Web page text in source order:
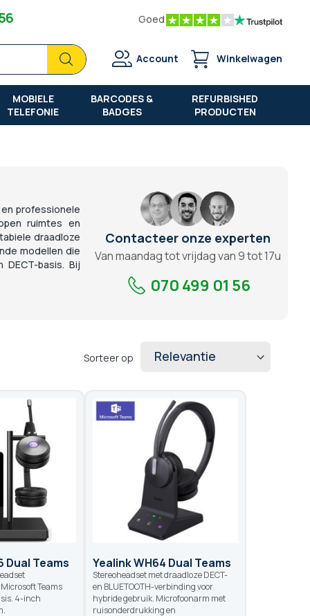
Goed
Zoek
Zoek
Account Winkelwagen
MOBIELE
TELEFONIE
BARCODES &
BADGES
REFURBISHED
PRODUCTEN
professionele
ruimtes en
draadloze
modellen die
basis. Bij
Contacteer onze experten
Van maandag tot vrijdag van 9 tot 17u
070 499 01 56
Sorteer op
Dual Teams
Teams
4-inch
Yealink WH64 Dual Teams
Stereoheadset met draadloze DECT-
en BLUETOOTH-verbinding voor
hybride gebruik. Microfoonarm met
ruisonderdrukking en